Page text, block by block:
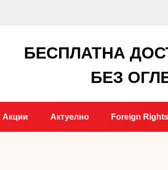
БЕСПЛАТНА
БЕЗ
Акции Актуелно Foreign Rights